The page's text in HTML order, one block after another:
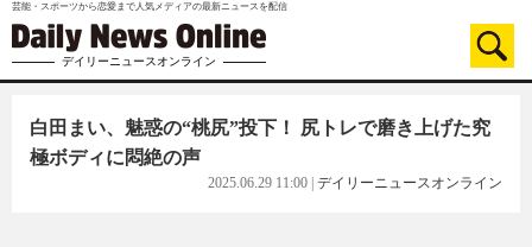
芸能・スポーツから恋愛まで人気メディアの最新ニュースを配信
デイリーニュースオンライン
白田まい、魅惑の“桃尻”投下！ 尻トレで磨き上げた究
極ボディに悶絶の声
2025.06.29 11:00 デイリーニュースオンライン